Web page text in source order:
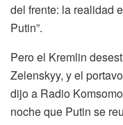
del frente: la realidad
Putin”.
Pero el Kremlin
Zelenskyy, y el
dijo a Radio
noche que Putin se